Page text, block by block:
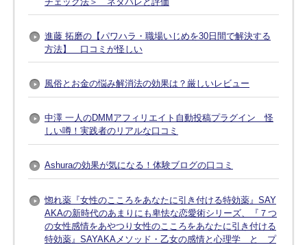
進藤 拓磨の【パワハラ・職場いじめを30日間で解決する
方法】 口コミが怪しい
風俗とお金の悩み解消法の効果は？厳しいレビュー
中澤 一人のDMMアフィリエイト自動投稿プラグイン 怪
しい噂！実践者のリアルな口コミ
Ashuraの効果が気になる！体験ブログの口コミ
惚れ薬『女性のこころをあなたに引き付ける特効薬』SAY
AKAの新時代のあまりにも卑怯な恋愛術シリーズ、『７つ
の女性感情をあやつり女性のこころをあなたに引き付ける
特効薬』SAYAKAメソッド・乙女の感情と心理学 と プ